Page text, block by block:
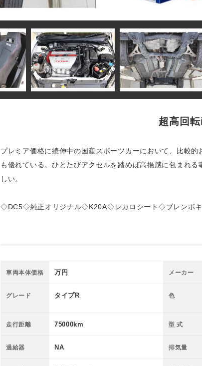
超高回
プレミア価格に続伸中の国産スポーツカーにおいて、比較
も優れている。ひとたびアクセルを踏めば高揚感に包まれ
しい。
◇DC5◇純正オリジナル◇K20A◇レカロシート◇ブレンボ
車両本体価格 万円 メーカー
グレード タイプR 色
走行距離 75000km 型 式
過給器 NA 排気量